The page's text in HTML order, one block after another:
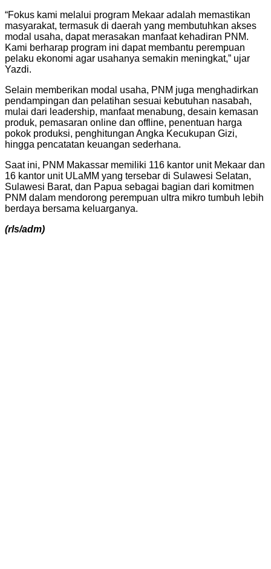
“Fokus kami melalui program Mekaar adalah memastikan
masyarakat, termasuk di daerah yang membutuhkan akses
modal usaha, dapat merasakan manfaat kehadiran PNM.
Kami berharap program ini dapat membantu perempuan
pelaku ekonomi agar usahanya semakin meningkat,” ujar
Yazdi.
Selain memberikan modal usaha, PNM juga menghadirkan
pendampingan dan pelatihan sesuai kebutuhan nasabah,
mulai dari leadership, manfaat menabung, desain kemasan
produk, pemasaran online dan offline, penentuan harga
pokok produksi, penghitungan Angka Kecukupan Gizi,
hingga pencatatan keuangan sederhana.
Saat ini, PNM Makassar memiliki 116 kantor unit Mekaar dan
16 kantor unit ULaMM yang tersebar di Sulawesi Selatan,
Sulawesi Barat, dan Papua sebagai bagian dari komitmen
PNM dalam mendorong perempuan ultra mikro tumbuh lebih
berdaya bersama keluarganya.
(rls/adm)